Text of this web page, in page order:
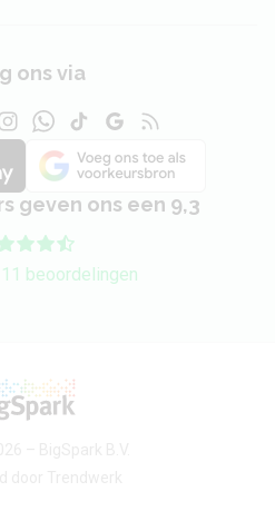
ons via
geven ons een 9,3
beoordelingen